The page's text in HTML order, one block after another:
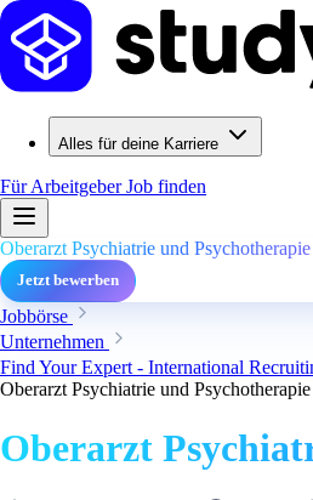
Alles für deine Karriere
Für ArbeitgeberJob finden
Oberarzt Psychiatrie und
Jetzt bewerben
Jobbörse
Unternehmen
Find Your Expert - International
Oberarzt Psychiatrie und
Oberarzt